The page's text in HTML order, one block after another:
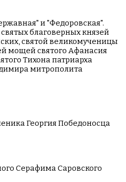
и "Федоровская".
благоверных князей
святой великомученицы
мощей святого Афанасия
Тихона патриарха
митрополита
Георгия Победоносца
Серафима Саровского